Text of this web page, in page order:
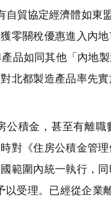
貿協定經濟體如東
零關稅優惠進入內
品如同其他「內地製
北都製造產品率先實
積金，甚至有離職
對《住房公積金管理
範圍內統一執行，
受理。已經從企業